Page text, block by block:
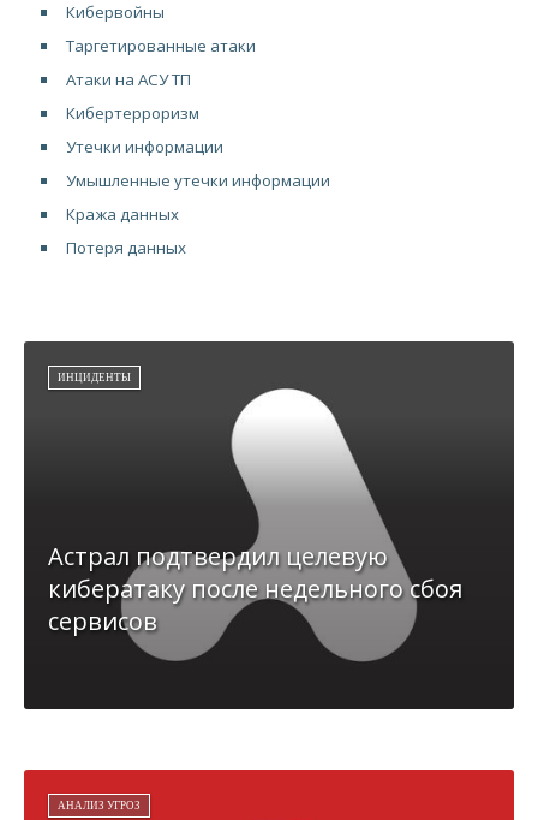
Кибервойны
Таргетированные атаки
Атаки на АСУ ТП
Кибертерроризм
Утечки информации
Умышленные утечки информации
Кража данных
Потеря данных
ИНЦИДЕНТЫ
Астрал подтвердил целевую
кибератаку после недельного сбоя
сервисов
АНАЛИЗ УГРОЗ